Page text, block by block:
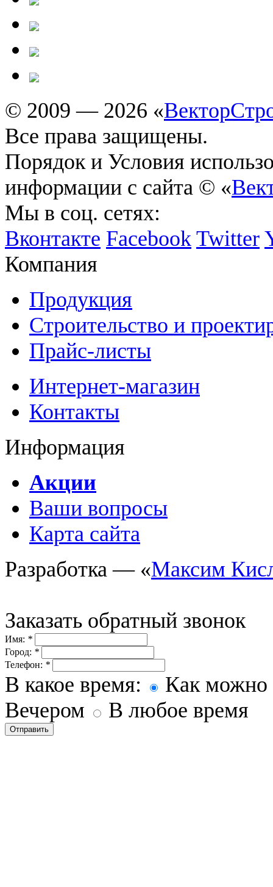
© 2009 — 2026 «
Все права защищены.
Порядок и Условия
информации с сайта © «
Мы в соц. сетях:
Вконтакте Facebook Twitter
Компания
Продукция
Строительство и
Прайс-листы
Интернет-магазин
Контакты
Информация
Акции
Ваши вопросы
Карта сайта
Разработка — «Максим
Заказать обратный звонок
Имя: *
Город: *
Телефон: *
В какое время:
Как можно
Вечером
В любое время
Отправить